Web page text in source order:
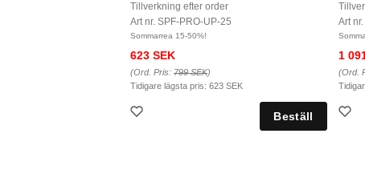
Tillverkning efter order
Art nr. SPF-PRO-UP-25
Sommarrea 15-50%!
623 SEK
(Ord. Pris: 799 SEK)
Tidigare lägsta pris: 623 SEK
Art
1
(Ord.